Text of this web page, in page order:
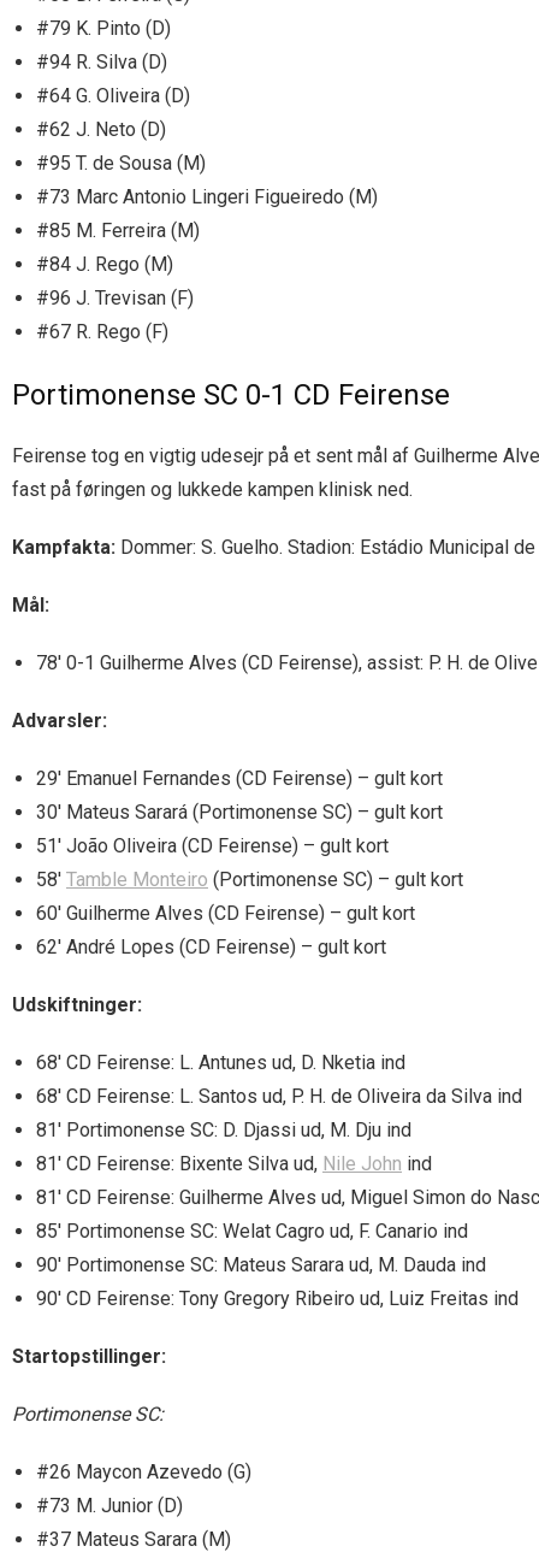
#79 K. Pinto (D)
#94 R. Silva (D)
#64 G. Oliveira (D)
#62 J. Neto (D)
#95 T. de Sousa (M)
#73 Marc Antonio Lingeri Figueiredo (M)
#85 M. Ferreira (M)
#84 J. Rego (M)
#96 J. Trevisan (F)
#67 R. Rego (F)
Portimonense SC 0-1 CD Feirense
Feirense tog en vigtig udesejr på et sent mål af Guilherme
fast på føringen og lukkede kampen klinisk ned.
Kampfakta: Dommer: S. Guelho. Stadion: Estádio Municipal
Mål:
78′ 0-1 Guilherme Alves (CD Feirense), assist: P. H. de
Advarsler:
29′ Emanuel Fernandes (CD Feirense) – gult kort
30′ Mateus Sarará (Portimonense SC) – gult kort
51′ João Oliveira (CD Feirense) – gult kort
58′ Tamble Monteiro (Portimonense SC) – gult kort
60′ Guilherme Alves (CD Feirense) – gult kort
62′ André Lopes (CD Feirense) – gult kort
Udskiftninger:
68′ CD Feirense: L. Antunes ud, D. Nketia ind
68′ CD Feirense: L. Santos ud, P. H. de Oliveira da Silva ind
81′ Portimonense SC: D. Djassi ud, M. Dju ind
81′ CD Feirense: Bixente Silva ud, Nile John ind
81′ CD Feirense: Guilherme Alves ud, Miguel Simon do
85′ Portimonense SC: Welat Cagro ud, F. Canario ind
90′ Portimonense SC: Mateus Sarara ud, M. Dauda ind
90′ CD Feirense: Tony Gregory Ribeiro ud, Luiz Freitas ind
Startopstillinger:
Portimonense SC:
#26 Maycon Azevedo (G)
#73 M. Junior (D)
#37 Mateus Sarara (M)